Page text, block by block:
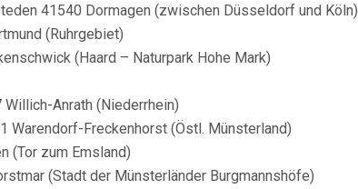
41540 Dormagen (zwischen Düsseldorf und Köln)
(Ruhrgebiet)
(Haard – Naturpark Hohe Mark)
Anrath (Niederrhein)
Warendorf-Freckenhorst (Östl. Münsterland)
(Tor zum Emsland)
(Stadt der Münsterländer Burgmannshöfe)